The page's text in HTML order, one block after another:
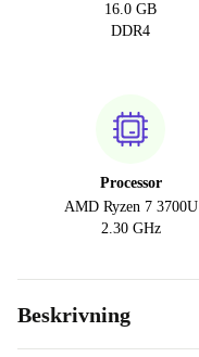
16.0 GB
DDR4
Processor
AMD Ryzen 7 3700U
2.30 GHz
Beskrivning